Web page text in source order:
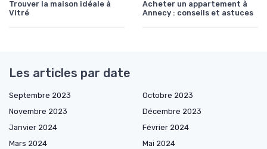
Trouver la maison idéale à
Vitré
Acheter un appartement à
Annecy : conseils et astuces
Les articles par date
Septembre 2023
Octobre 2023
Novembre 2023
Décembre 2023
Janvier 2024
Février 2024
Mars 2024
Mai 2024